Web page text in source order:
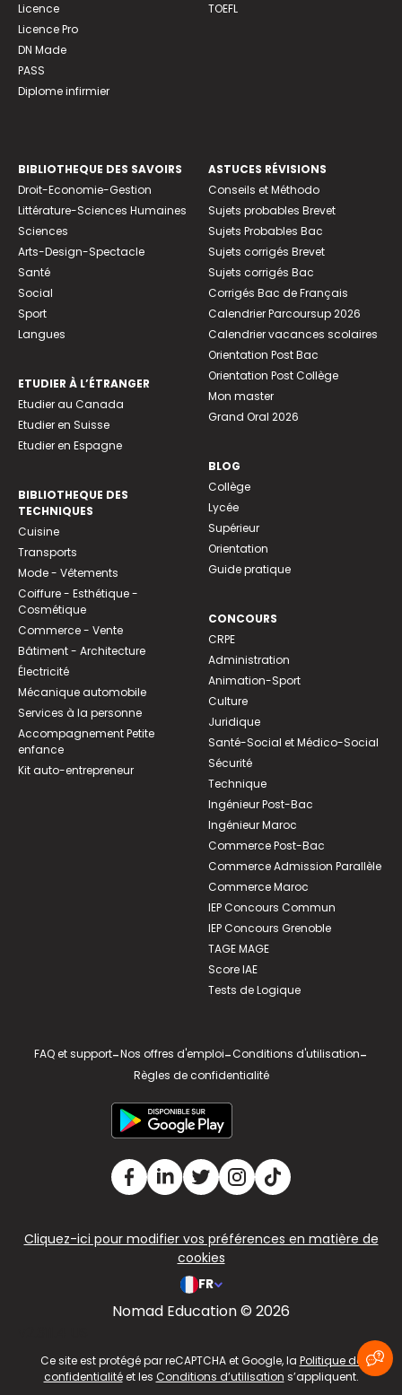
Licence
Licence Pro
DN Made
PASS
Diplome infirmier
TOEFL
BIBLIOTHEQUE DES SAVOIRS
Droit-Economie-Gestion
Littérature-Sciences Humaines
Sciences
Arts-Design-Spectacle
Santé
Social
Sport
Langues
ETUDIER À L’ÉTRANGER
Etudier au Canada
Etudier en Suisse
Etudier en Espagne
BIBLIOTHEQUE DES
TECHNIQUES
Cuisine
Transports
Mode - Vêtements
Coiffure - Esthétique -
Cosmétique
Commerce - Vente
Bâtiment - Architecture
Électricité
Mécanique automobile
Services à la personne
Accompagnement Petite
enfance
Kit auto-entrepreneur
ASTUCES RÉVISIONS
Conseils et Méthodo
Sujets probables Brevet
Sujets Probables Bac
Sujets corrigés Brevet
Sujets corrigés Bac
Corrigés Bac de Français
Calendrier Parcoursup 2026
Calendrier vacances scolaires
Orientation Post Bac
Orientation Post Collège
Mon master
Grand Oral 2026
BLOG
Collège
Lycée
Supérieur
Orientation
Guide pratique
CONCOURS
CRPE
Administration
Animation-Sport
Culture
Juridique
Santé-Social et Médico-Social
Sécurité
Technique
Ingénieur Post-Bac
Ingénieur Maroc
Commerce Post-Bac
Commerce Admission Parallèle
Commerce Maroc
IEP Concours Commun
IEP Concours Grenoble
TAGE MAGE
Score IAE
Tests de Logique
FAQ et support-Nos offres d'emploi-Conditions d'utilisation-
Règles de confidentialité
Cliquez-ici pour modifier vos préférences en matière de
cookies
FR
Nomad Education © 2026
Ce site est protégé par reCAPTCHA et Google, la Politique de
confidentialitéet les Conditions d’utilisation s’appliquent.